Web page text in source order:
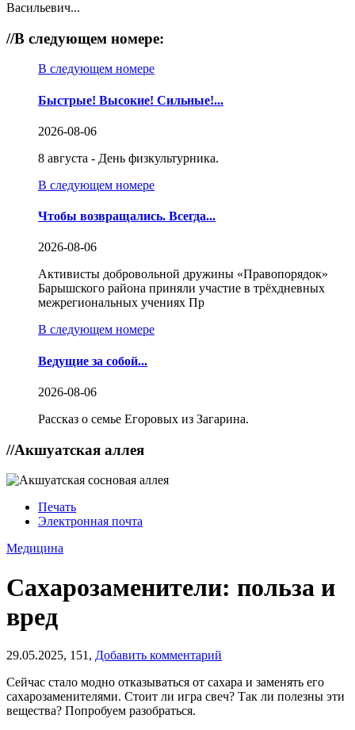
Васильевич...
//В следующем номере:
В следующем номере
Быстрые! Высокие! Сильные!...
2026-08-06
8 августа - День физкультурника.
В следующем номере
Чтобы возвращались. Всегда...
2026-08-06
Активисты добровольной дружины «Правопорядок»
Барышского района приняли участие в трёхдневных
межрегиональных учениях Пр
В следующем номере
Ведущие за собой...
2026-08-06
Рассказ о семье Егоровых из Загарина.
//Акшуатская аллея
Печать
Электронная почта
Медицина
Сахарозаменители: польза и
вред
29.05.2025, 151, Добавить комментарий
Сейчас стало модно отказываться от сахара и заменять его
сахарозаменителями. Стоит ли игра свеч? Так ли полезны эти
вещества? Попробуем разобраться.